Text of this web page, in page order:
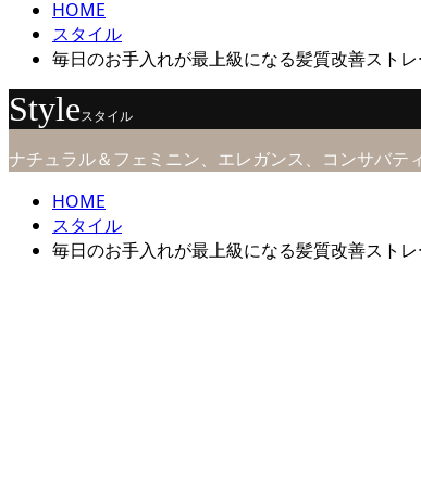
HOME
スタイル
毎日のお手入れが最上級になる髪質改善ストレ
Styleスタイル
ナチュラル＆フェミニン、エレガンス、コンサバ
HOME
スタイル
毎日のお手入れが最上級になる髪質改善ストレ